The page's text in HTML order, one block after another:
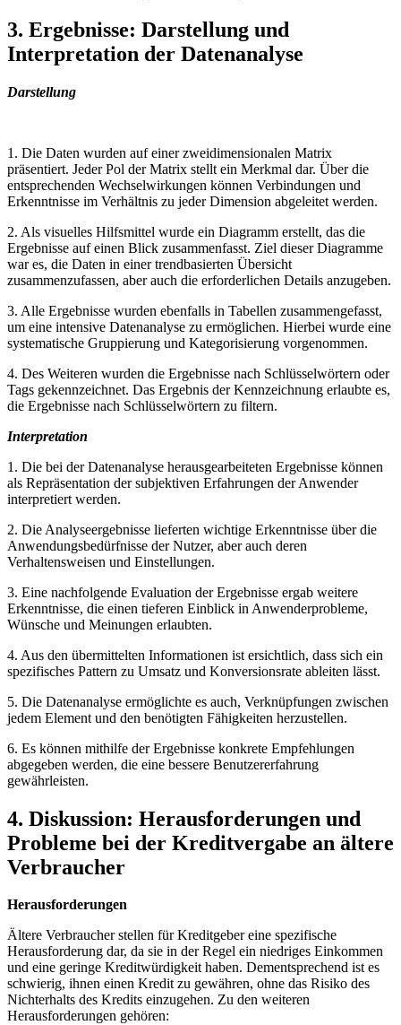
3. Ergebnisse: Darstellung und
⁢Interpretation der Datenanalyse
Darstellung
1. Die Daten wurden auf einer zweidimensionalen Matrix
präsentiert. Jeder Pol der Matrix stellt ein Merkmal dar. Über die
entsprechenden‌ Wechselwirkungen können Verbindungen und⁢
Erkenntnisse im⁢ Verhältnis zu‍ jeder Dimension abgeleitet werden.
2. Als visuelles Hilfsmittel wurde ein Diagramm⁣ erstellt,‌ das⁤ die
Ergebnisse auf ⁤einen Blick zusammenfasst. Ziel dieser Diagramme
war es, ⁢die Daten ⁤in einer trendbasierten Übersicht
zusammenzufassen, aber auch die erforderlichen Details anzugeben.
3. Alle Ergebnisse wurden ebenfalls‍ in Tabellen zusammengefasst,
um⁣ eine intensive Datenanalyse zu ermöglichen. Hierbei wurde ⁣eine
systematische Gruppierung und Kategorisierung‌ vorgenommen.
4.⁤ Des Weiteren​ wurden die Ergebnisse nach Schlüsselwörtern ‌oder
Tags gekennzeichnet. Das ⁣Ergebnis‌ der Kennzeichnung erlaubte ​es,
die⁣ Ergebnisse nach Schlüsselwörtern zu filtern.
Interpretation
1. Die bei der ‍Datenanalyse herausgearbeiteten ‍Ergebnisse⁤ können
als Repräsentation⁢ der subjektiven ​Erfahrungen der Anwender
interpretiert werden.
2. Die Analyseergebnisse lieferten wichtige Erkenntnisse über die
Anwendungsbedürfnisse​ der Nutzer, aber auch‍ deren⁣
Verhaltensweisen und Einstellungen.
3. ⁤Eine nachfolgende Evaluation der Ergebnisse ergab weitere⁤
Erkenntnisse,⁤ die einen tieferen Einblick in Anwenderprobleme,
Wünsche und Meinungen erlaubten.
4. Aus⁣ den übermittelten Informationen ist ersichtlich, dass sich ⁣ein
spezifisches Pattern ⁤zu⁤ Umsatz und Konversionsrate ableiten‍ lässt.
5. Die ‌Datenanalyse ⁢ermöglichte es auch, ​Verknüpfungen zwischen
⁤jedem Element und den benötigten Fähigkeiten herzustellen.
6. Es können ⁢mithilfe ‍der Ergebnisse konkrete Empfehlungen
abgegeben werden, die⁣ eine bessere Benutzererfahrung
gewährleisten.
4. Diskussion: Herausforderungen und
Probleme‌ bei‍ der Kreditvergabe an ‌ältere
Verbraucher
Herausforderungen
Ältere ​Verbraucher stellen für Kreditgeber ⁣eine spezifische
Herausforderung dar, da sie in der ⁢Regel ein ⁤niedriges Einkommen
und ‍eine ‌geringe Kreditwürdigkeit haben. Dementsprechend ist es
‌schwierig, ihnen einen​ Kredit zu gewähren, ohne das⁤ Risiko des​
Nichterhalts des Kredits einzugehen. Zu den ⁣weiteren
⁤Herausforderungen gehören: